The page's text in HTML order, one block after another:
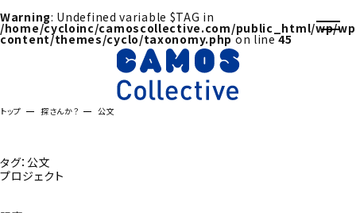
Warning: Undefined variable $TAG in
/home/cycloinc/camoscollective.com/public_html/wp/
content/themes/cyclo/taxonomy.phpon line45
トップ 探さんか？ 公文
タグ：公文
プロジェクト